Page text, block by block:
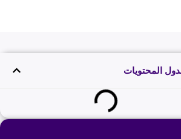
المحتويات